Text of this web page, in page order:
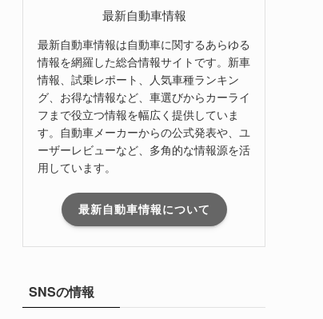
最新自動車情報
最新自動車情報は自動車に関するあらゆる
情報を網羅した総合情報サイトです。新車
情報、試乗レポート、人気車種ランキン
グ、お得な情報など、車選びからカーライ
フまで役立つ情報を幅広く提供していま
す。自動車メーカーからの公式発表や、ユ
ーザーレビューなど、多角的な情報源を活
用しています。
最新自動車情報について
SNSの情報